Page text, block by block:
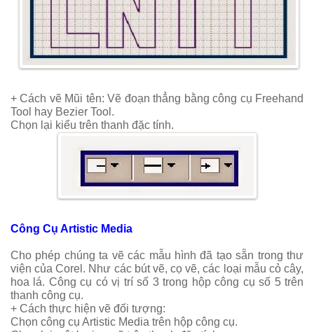
+ Cách vẽ Mũi tên:Vẽ đoạn thẳng bằng công cụ Freehand
Tool hay Bezier Tool.
Chọn lại kiểu trên thanh đặc tính.
Công Cụ Artistic Media
Cho phép chúng ta vẽ các mẫu hình đã tạo sẵn trong thư
viện của Corel. Như các bút vẽ, cọ vẽ, các loại mẫu cỏ cây,
hoa lá. Công cụ có vị trí số 3 trong hộp công cụ số 5 trên
thanh công cụ.
+ Cách thực hiện vẽ đối tượng:
Chọn công cụ Artistic Media trên hộp công cụ.